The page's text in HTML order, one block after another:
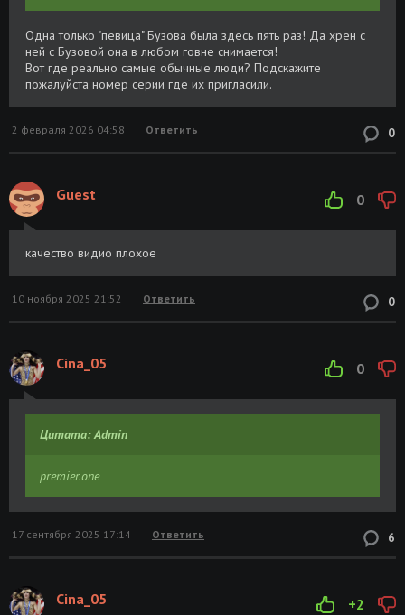
Одна только "певица" Бузова была здесь пять раз! Да хрен с
ней с Бузовой она в любом говне снимается!
Вот где реально самые обычные люди? Подскажите
пожалуйста номер серии где их пригласили.
0
2 февраля 2026 04:58 Ответить
0
Guest
качество видио плохое
0
10 ноября 2025 21:52 Ответить
0
Cina_05
Цитата: Admin
premier.one
6
17 сентября 2025 17:14 Ответить
+2
Cina_05